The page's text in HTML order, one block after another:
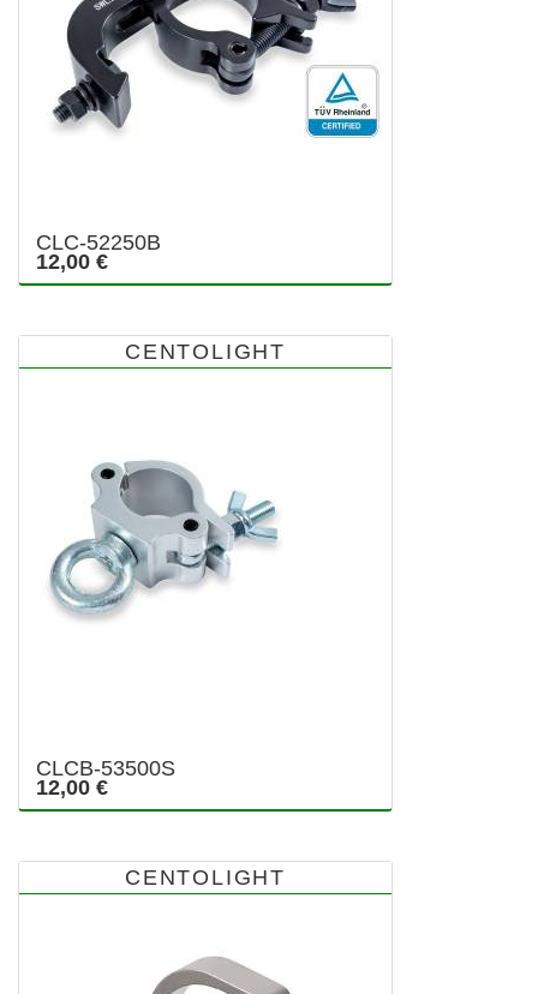
CLC-52250B
12,00 €
CENTOLIGHT
CLCB-53500S
12,00 €
CENTOLIGHT